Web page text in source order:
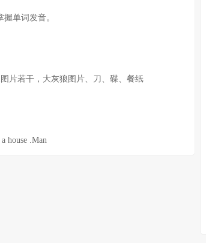
单词发音。
若干，大灰狼图片、刀、碟、餐纸
house .Man